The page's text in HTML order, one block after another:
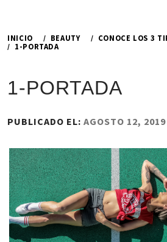
INICIO BEAUTY
CONOCE LOS 3
1-PORTADA
1-PORTADA
PUBLICADO EL: AGOSTO 12, 2019